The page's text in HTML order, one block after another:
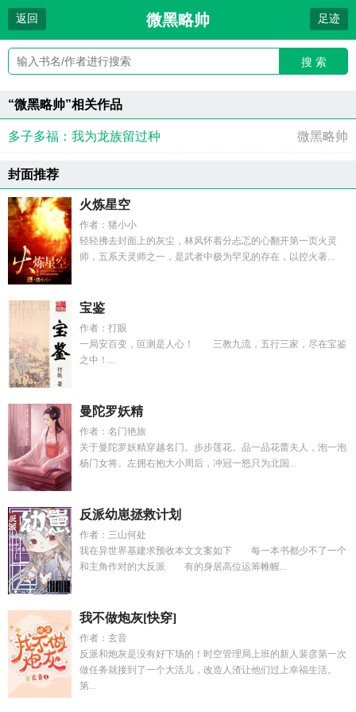
返回 微黑略帅 足迹
搜 索
“微黑略帅”相关作品
多子多福：我为龙族留过种 微黑略帅
封面推荐
火炼星空
作者：猪小小
轻轻拂去封面上的灰尘，林风怀着分忐忑的心翻开第一页火灵
师，五系天灵师之一，是武者中极为罕见的存在，以控火著...
宝鉴
作者：打眼
一局安百变，叵测是人心！ 三教九流，五行三家，尽在宝鉴
之中！...
曼陀罗妖精
作者：名门艳旅
关于曼陀罗妖精穿越名门。步步莲花。品一品花蕾夫人，泡一泡
杨门女将。左拥右抱大小周后，冲冠一怒只为北国...
反派幼崽拯救计划
作者：三山何处
我在异世界基建求预收本文文案如下 每一本书都少不了一个
和主角作对的大反派 有的身居高位运筹帷幄...
我不做炮灰[快穿]
作者：玄音
反派和炮灰是没有好下场的！时空管理局上班的新人裴彦第一次
做任务就接到了一个大活儿，改造人渣让他们过上幸福生活。
第...